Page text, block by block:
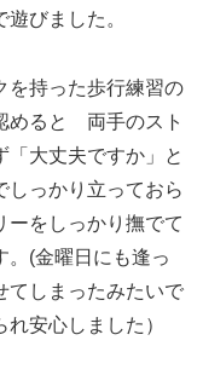
びました。
持った歩行練習の
めると 両手のスト
大丈夫ですか」と
っかり立っておら
をしっかり撫でて
。(金曜日にも逢っ
しまったみたいで
安心しました）